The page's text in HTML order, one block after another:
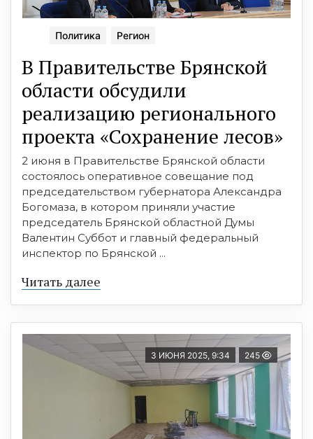
Политика Регион
В Правительстве Брянской
области обсудили
реализацию регионального
проекта «Сохранение лесов»
2 июня в Правительстве Брянской области
состоялось оперативное совещание под
председательством губернатора Александра
Богомаза, в котором приняли участие
председатель Брянской областной Думы
Валентин Суббот и главный федеральный
инспектор по Брянской ...
Читать далее
3 ИЮНЯ 2025, 9:34 245